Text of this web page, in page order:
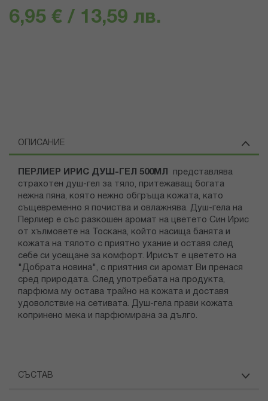
6,95 € / 13,59 лв.
ОПИСАНИЕ
ПЕРЛИЕР ИРИС ДУШ-ГЕЛ 500МЛ представлява
страхотен душ-гел за тяло, притежаващ богата
нежна пяна, която нежно обгръща кожата, като
същевременно я почиства и овлажнява. Душ-гела на
Перлиер е със разкошен аромат на цветето Син Ирис
от хълмовете на Тоскана, който насища банята и
кожата на тялото с приятно ухание и оставя след
себе си усещане за комфорт. Ирисът е цветето на
"Добрата новина", с приятния си аромат Ви пренася
сред природата. След употребата на продукта,
парфюма му остава трайно на кожата и доставя
удоволствие на сетивата. Душ-гела прави кожата
копринено мека и парфюмирана за дълго.
СЪСТАВ